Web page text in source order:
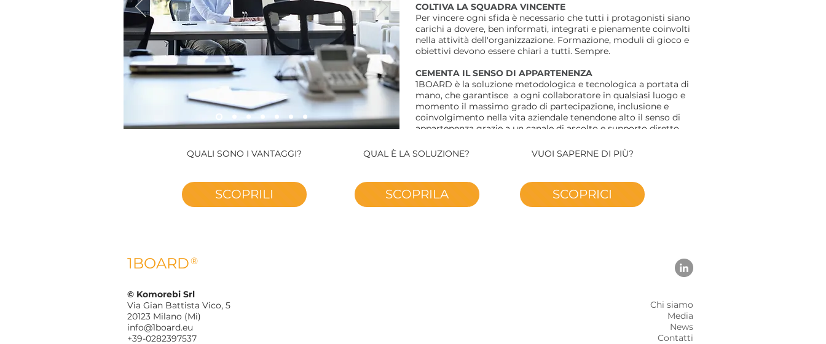
COLTIVA LA SQUADRA VINCENTE
Per vincere ogni sfida è necessario che tutti i protagonisti siano
carichi a dovere, ben informati, integrati e pienamente coinvolti
nella attività dell'organizzazione. Formazione, moduli di gioco e
obiettivi devono essere chiari a tutti. Sempre.
CEMENTA IL SENSO DI APPARTENENZA
​1BOARD è la soluzione metodologica e tecnologica a portata di
mano, che garantisce a ogni collaboratore in qualsiasi luogo e
momento il massimo grado di partecipazione, inclusione e
coinvolgimento nella vita aziendale tenendone alto il senso di
appartenenza grazie a un canale di ascolto e supporto diretto.
1BOARD è più partecipazione, più coinvolgimento, più ... valore!
QUALI SONO I VANTAGGI?
SCOPRILI
QUAL È LA SOLUZIONE?
SCOPRILA
VUOI SAPERNE DI PIÙ?
SCOPRICI
1BOARD®
© Komorebi Srl
Via Gian Battista Vico, 5
20123 Milano (Mi)
info@1board.eu
+39-0282397537
Chi siamo
Media
News
Contatti